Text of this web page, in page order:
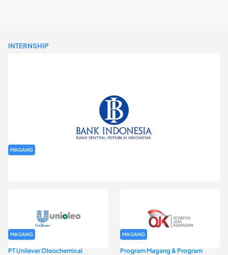
INTERNSHIP
MAGANG
MAGANG
PT Unilever Oleochemical
MAGANG
Program Magang & Program